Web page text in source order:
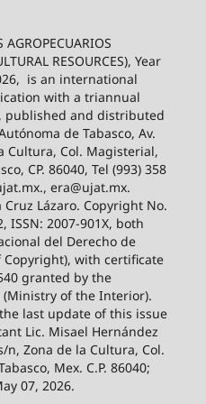
AGROPECUARIOS
RESOURCES), Year
is an international
with a triannual
published and distributed
de Tabasco, Av.
Cultura, Col. Magisterial,
CP. 86040, Tel (993) 358
era@ujat.mx.
Lázaro. Copyright No.
ISSN: 2007-901X, both
del Derecho de
with certificate
granted by the
(Ministry of the Interior).
last update of this issue
Lic. Misael Hernández
n, Zona de la Cultura, Col.
Mex. C.P. 86040;
07, 2026.